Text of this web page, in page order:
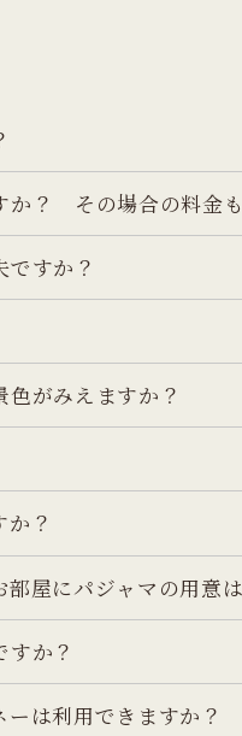
か？ その場合の料金も
すか？
がみえますか？
？
屋にパジャマの用意
か？
は利用できますか？